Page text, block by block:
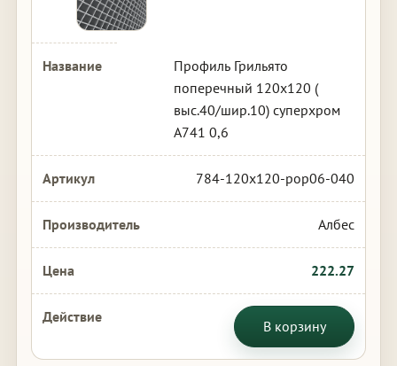
Профиль Грильято
поперечный 120х120 (
выс.40/шир.10) суперхром
А741 0,6
784-120x120-pop06-040
Албес
222.27
В корзину